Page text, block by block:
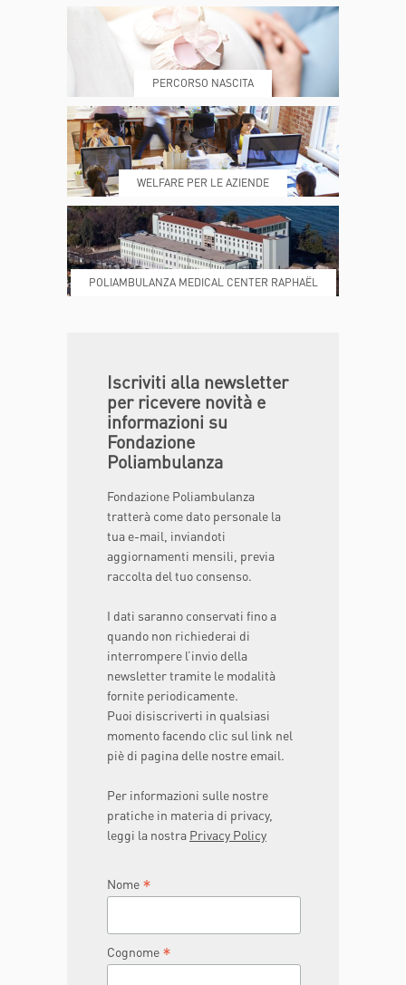
PRENOTA MY POLI
REFERTI REPARTI
DONA ORA MAGAZINE
PERCORSO NASCITA
WELFARE PER LE AZIENDE
POLIAMBULANZA MEDICAL CENTER RAPHAËL
Iscriviti alla newsletter
per ricevere novità e
informazioni su
Fondazione
Poliambulanza
Fondazione Poliambulanza
tratterà come dato personale la
tua e-mail, inviandoti
aggiornamenti mensili, previa
raccolta del tuo consenso.
I dati saranno conservati fino a
quando non richiederai di
interrompere l’invio della
newsletter tramite le modalità
fornite periodicamente.
Puoi disiscriverti in qualsiasi
momento facendo clic sul link nel
piè di pagina delle nostre email.
Per informazioni sulle nostre
pratiche in materia di privacy,
leggi la nostra Privacy Policy
Nome *
Cognome *